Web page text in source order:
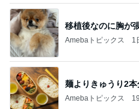
移植後なのに胸が
Amebaトピックス 1
麺よりきゅうり2
Amebaトピックス